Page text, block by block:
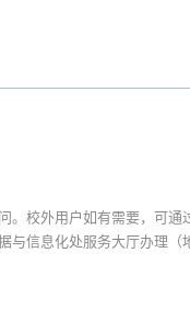
。校外用户如有需要，可通
信息化处服务大厅办理（